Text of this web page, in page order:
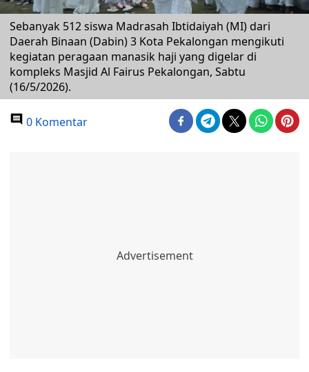
Sebanyak 512 siswa Madrasah Ibtidaiyah (MI) dari
Daerah Binaan (Dabin) 3 Kota Pekalongan mengikuti
kegiatan peragaan manasik haji yang digelar di
kompleks Masjid Al Fairus Pekalongan, Sabtu
(16/5/2026).
0 Komentar